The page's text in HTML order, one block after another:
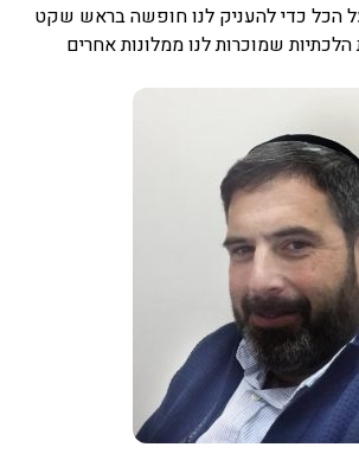
הכל כדי להעניק לנו חופשה בראש שקט
הלכתיות שמוכרות לנו ממלונות אחרים